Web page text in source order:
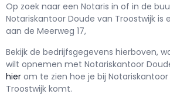
Op zoek naar een Notaris in of in de
Notariskantoor Doude van Troostwijk is
aan de Meerweg 17,
Bekijk de bedrijfsgegevens hierboven,
wilt opnemen met Notariskantoor
hier om te zien hoe je bij
Troostwijk komt.